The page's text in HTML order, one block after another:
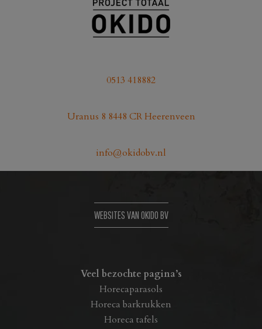
0513 418882
Uranus 8 8448 CR Heerenveen
info@okidobv.nl
WEBSITES VAN OKIDO BV
Veel bezochte pagina’s
Horecaparasols
Horeca barkrukken
Horeca tafels